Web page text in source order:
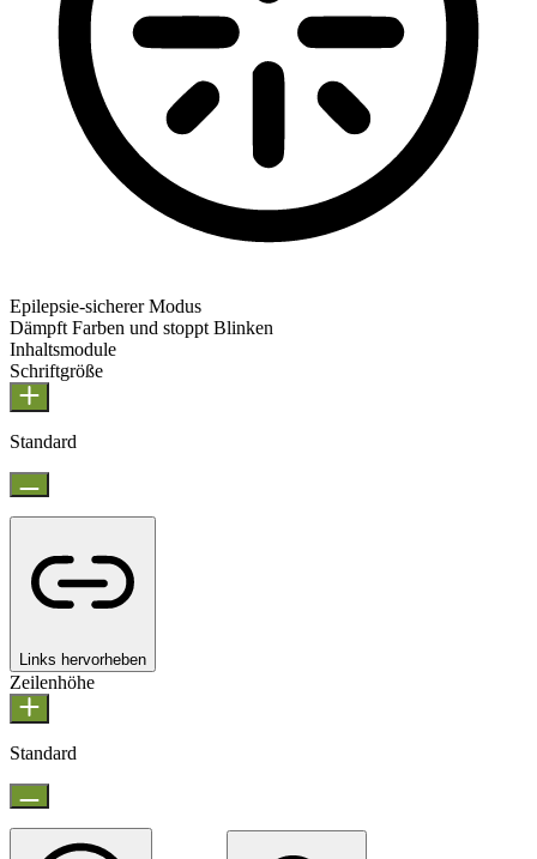
Epilepsie-sicherer Modus
Dämpft Farben und stoppt Blinken
Epilepsie-sicherer Modus
Inhaltsmodule
Schriftgröße
Standard
Links hervorheben
Zeilenhöhe
Standard